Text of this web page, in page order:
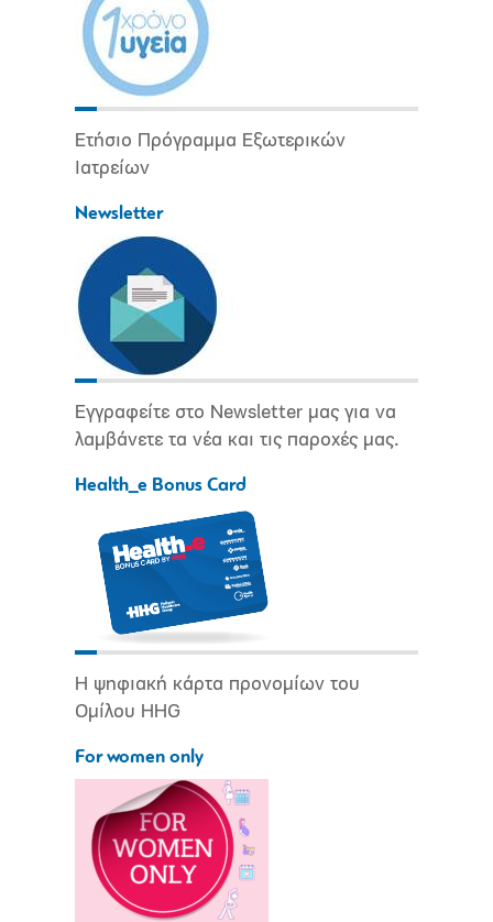
Ετήσιο Πρόγραμμα Εξωτερικών
Ιατρείων
Newsletter
Εγγραφείτε στο Newsletter μας για να
λαμβάνετε τα νέα και τις παροχές μας.
Health_e Bonus Card
Η ψηφιακή κάρτα προνομίων του
Ομίλου HHG
For women only